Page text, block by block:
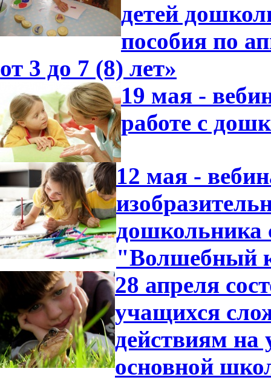
детей
пособия по
от 3 до 7 (8) лет»
19 мая -
работе с
12 мая -
дошкольника
"Волшебный
28 апреля
учащихся
действиям на
основной